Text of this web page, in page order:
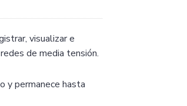
visualizar e
de media tensión.
y permanece hasta